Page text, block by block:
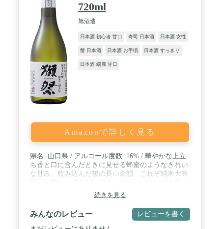
720ml
旭酒造
日本酒 初心者 甘口 寿司 日本酒 日本酒 女性
蟹 日本酒 日本酒 お手頃 日本酒 すっきり
日本酒 端麗 甘口
Amazonで詳しく見る
県名: 山口県 / アルコール度数: 16% / 華やかな上立
ち香と口に含んだときに見せる蜂蜜のようなきれい
な甘み。飲み込んだ後の長い余韻。これぞ純米大吟
/ 原材料:米(国産)・米こうじ(国産米) / 原産国:日本 /
出荷前は19度以下の定温倉庫で保管され、フレッシ
ュローテーションを意識して発送しています。
続きを見る
みんなのレビュー レビューを書く